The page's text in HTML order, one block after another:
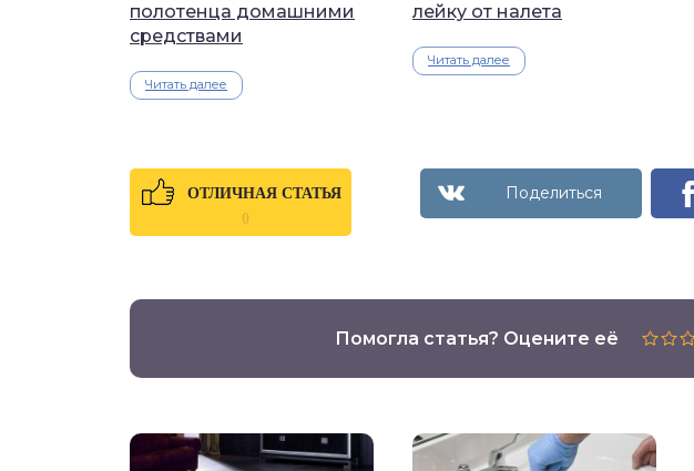
полотенца домашними
средствами
Читать далее
лейку от налета
Читать далее
ОТЛИЧНАЯ СТАТЬЯ
0
Помогла статья? Оцените её